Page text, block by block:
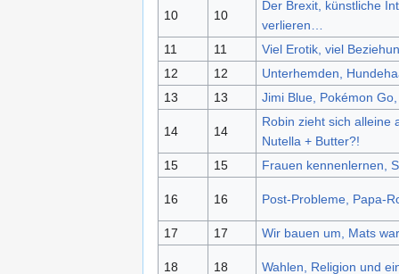
10 10
Der Brexit, künstliche
verlieren…
11
11
Viel Erotik, viel
12
12
Unterhemden,
13
13 Jimi Blue, Pokémon
14 14
Robin zieht sich alleine
Nutella + Butter?!
15
15 Frauen kennenlernen,
16 16 Post-Probleme, Papa-
17 17 Wir bauen um, Mats
18 18 Wahlen, Religion und